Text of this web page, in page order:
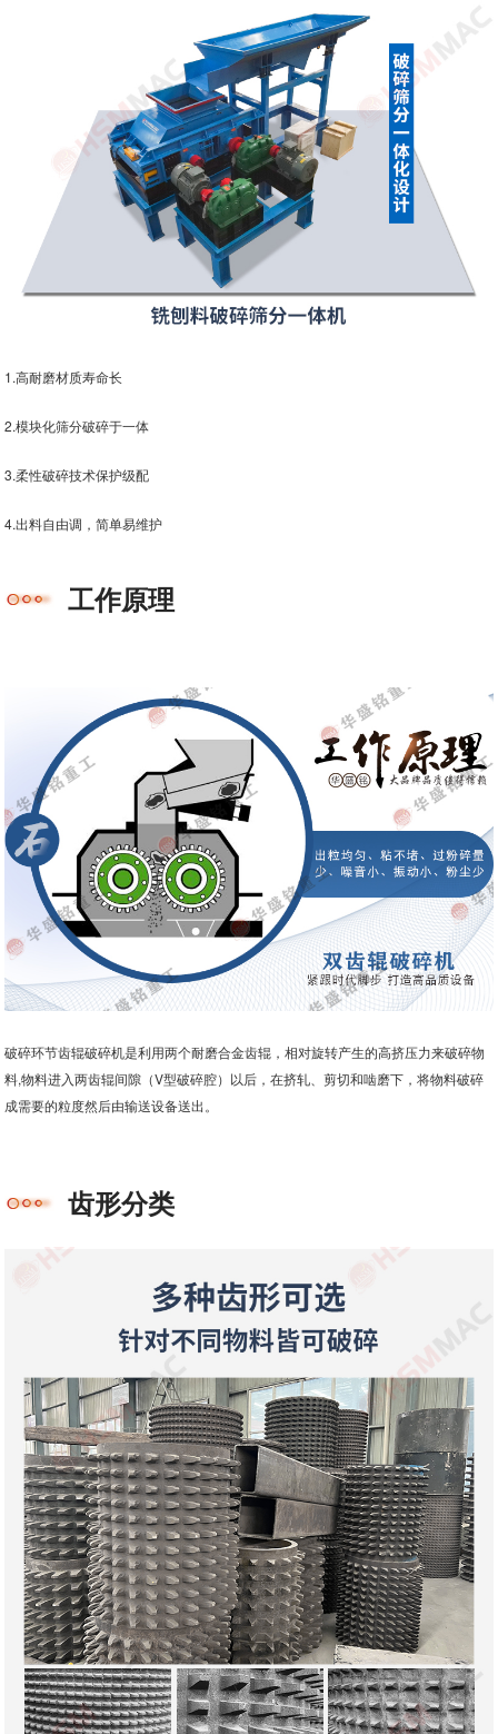
1.高耐磨材质寿命长
2.模块化筛分破碎于一体
3.柔性破碎技术保护级配
4.出料自由调，简单易维护
工作原理
破碎环节齿辊破碎机是利用两个耐磨合金齿辊，相对旋转产生的高挤压力来破碎物
料,物料进入两齿辊间隙（V型破碎腔）以后，在挤轧、剪切和啮磨下，将物料破碎
成需要的粒度然后由输送设备送出。
齿形分类